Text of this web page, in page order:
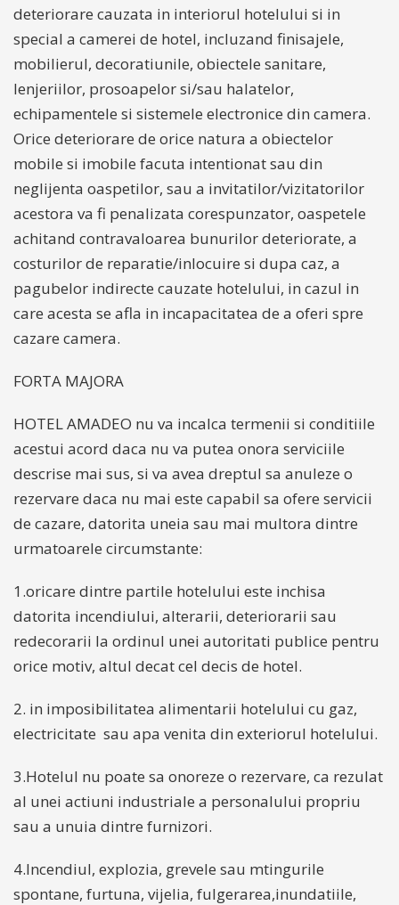
deteriorare cauzata in interiorul hotelului si in
special a camerei de hotel, incluzand finisajele,
mobilierul, decoratiunile, obiectele sanitare,
lenjeriilor, prosoapelor si/sau halatelor,
echipamentele si sistemele electronice din camera.
Orice deteriorare de orice natura a obiectelor
mobile si imobile facuta intentionat sau din
neglijenta oaspetilor, sau a invitatilor/vizitatorilor
acestora va fi penalizata corespunzator, oaspetele
achitand contravaloarea bunurilor deteriorate, a
costurilor de reparatie/inlocuire si dupa caz, a
pagubelor indirecte cauzate hotelului, in cazul in
care acesta se afla in incapacitatea de a oferi spre
cazare camera.
FORTA MAJORA
HOTEL AMADEO nu va incalca termenii si conditiile
acestui acord daca nu va putea onora serviciile
descrise mai sus, si va avea dreptul sa anuleze o
rezervare daca nu mai este capabil sa ofere servicii
de cazare, datorita uneia sau mai multora dintre
urmatoarele circumstante:
1.oricare dintre partile hotelului este inchisa
datorita incendiului, alterarii, deteriorarii sau
redecorarii la ordinul unei autoritati publice pentru
orice motiv, altul decat cel decis de hotel.
2. in imposibilitatea alimentarii hotelului cu gaz,
electricitate sau apa venita din exteriorul hotelului.
3.Hotelul nu poate sa onoreze o rezervare, ca rezulat
al unei actiuni industriale a personalului propriu
sau a unuia dintre furnizori.
4.Incendiul, explozia, grevele sau mtingurile
spontane, furtuna, vijelia, fulgerarea,inundatiile,